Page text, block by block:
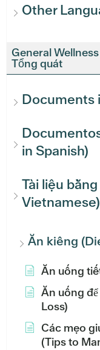
Other
General
Tổng quát
Documents
in Spanish)
Tài liệu
Vietnamese)
Ăn kiêng
Ăn uống
Ăn uống
Loss)
Các mẹo
(Tips to